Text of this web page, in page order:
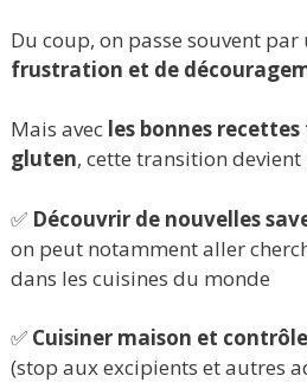
Du coup, on passe souvent par
frustration et de
Mais avec les bonnes
gluten, cette transition
✅ Découvrir de nouvelles
on peut notamment aller
dans les cuisines du monde
✅ Cuisiner maison et
(stop aux excipients et autres